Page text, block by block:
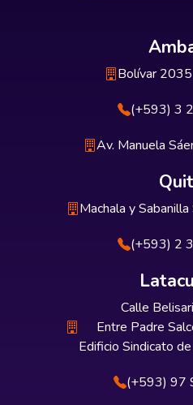
Bolívar
(+593) 3
Av. Manuela
Machala y
(+593) 2
Calle
Entre Padre
Edificio Sindicato
(+593) 97